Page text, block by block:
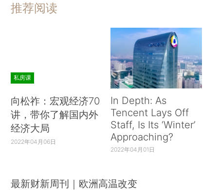
推荐阅读
私房课
向松祚：宏观经济70
讲，带你了解国内外
经济大局
2022年04月06日
In Depth: As
Tencent Lays Off
Staff, Is Its ‘Winter’
Approaching?
2022年04月01日
最新财新周刊｜欧洲高温改变